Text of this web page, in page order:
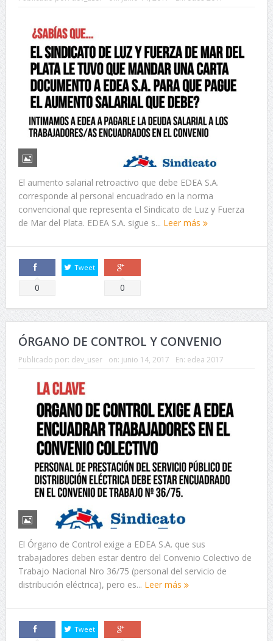
El aumento salarial retroactivo que debe EDEA S.A.
corresponde al personal encuadrado en la norma
convencional que representa el Sindicato de Luz y Fuerza
de Mar del Plata. EDEA S.A. sigue s... Leer más
Comparte
0
Tweet
Comparte
0
ÓRGANO DE CONTROL Y CONVENIO
Publicado por: dev_user on: junio 14, 2017 En: edea 2017
El Órgano de Control exige a EDEA S.A. que sus
trabajadores deben estar dentro del Convenio Colectivo de
Trabajo Nacional Nro 36/75 (personal del servicio de
distribución eléctrica), pero es... Leer más
Tweet